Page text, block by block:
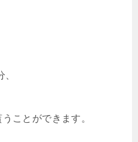
うことができます。